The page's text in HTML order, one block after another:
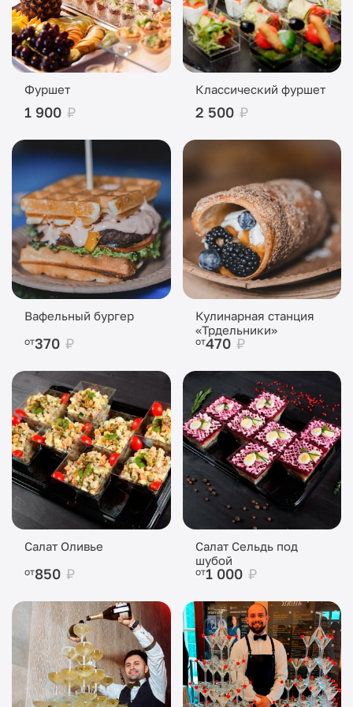
Фуршет
1 900 ₽
Классический фуршет
2 500 ₽
Вафельный бургер
от370 ₽
Кулинарная станция
«Трдельники»
от470 ₽
Салат Оливье
от850 ₽
Салат Сельдь под
шубой
от1 000 ₽